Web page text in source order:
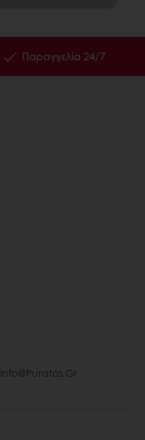
Παραγγελία 24/7
Info@puratos.gr